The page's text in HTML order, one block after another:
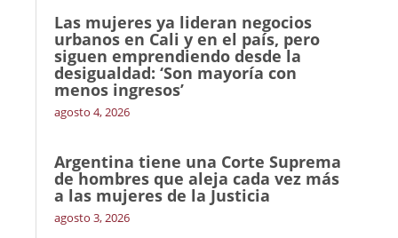
Las mujeres ya lideran negocios
urbanos en Cali y en el país, pero
siguen emprendiendo desde la
desigualdad: ‘Son mayoría con
menos ingresos’
agosto 4, 2026
Argentina tiene una Corte Suprema
de hombres que aleja cada vez más
a las mujeres de la Justicia
agosto 3, 2026